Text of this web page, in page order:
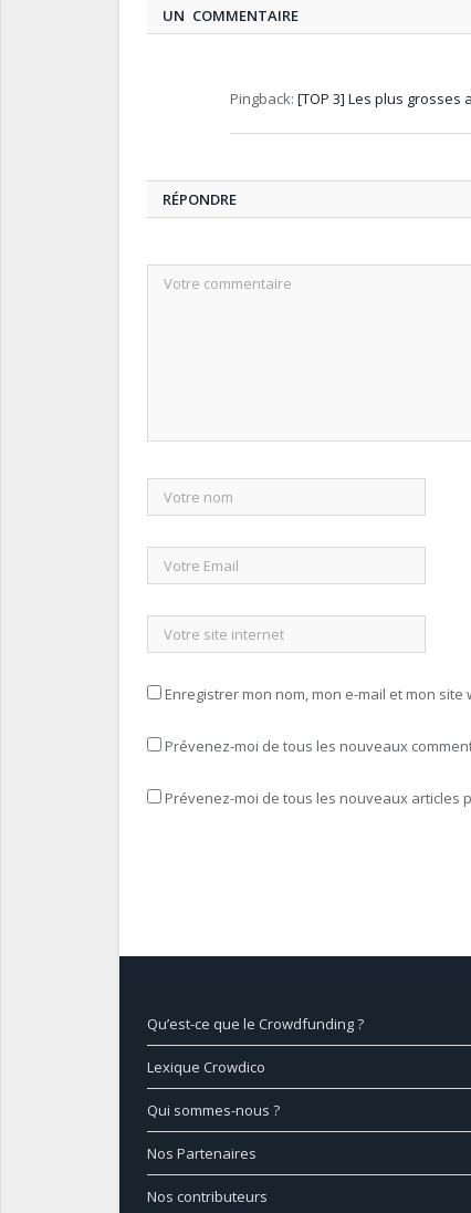
UN COMMENTAIRE
Pingback: [TOP 3] Les plus
RÉPONDRE
Enregistrer mon nom, mon e-mail et mon
Prévenez-moi de tous les nouveaux
Prévenez-moi de tous les nouveaux articles
Qu’est-ce que le Crowdfunding ?
Lexique Crowdico
Qui sommes-nous ?
Nos Partenaires
Nos contributeurs